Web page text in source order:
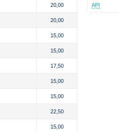
API
20,00
20,00
15,00
15,00
17,50
15,00
15,00
22,50
15,00